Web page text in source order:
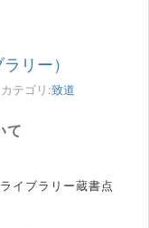
リー）
カテゴリ:致道
て
イブラリー蔵書点